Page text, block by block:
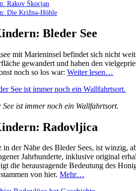
Rakov Škocjan
Die Križna-Höhle
Bleder See
mit Marieninsel befindet sich nicht
gewandert und haben den
noch so los war: Weiter lesen…
ist immer noch ein Wallfahrtsort.
Radovljica
der Nähe des Bleder Sees, ist winzig,
Jahrhunderte, inklusive original
die herausragende Bedeutung des
von hier. Mehr…